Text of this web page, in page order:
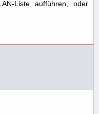
Liste aufführen, oder